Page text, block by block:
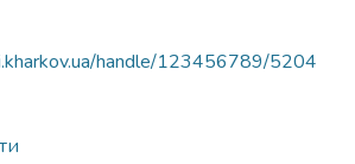
handle/123456789/5204